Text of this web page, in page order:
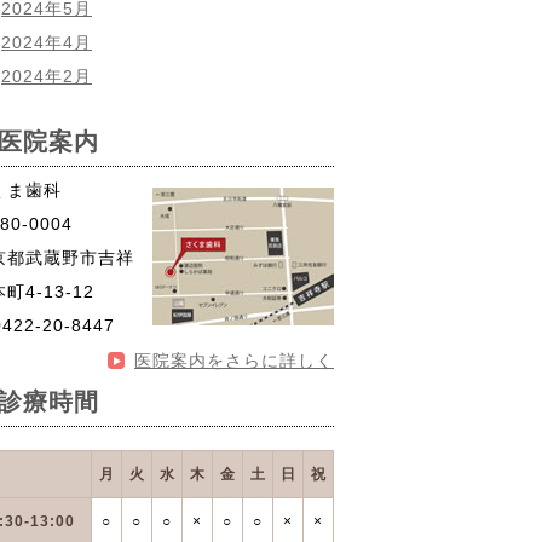
2024年5月
2024年4月
2024年2月
医院案内
ま歯科
0004
都武蔵野市吉祥
町4-13-12
20-8447
医院案内をさらに詳しく
療時間
月 火 水 木 金 土 日 祝
13:00 ○ ○ ○ × ○ ○ × ×